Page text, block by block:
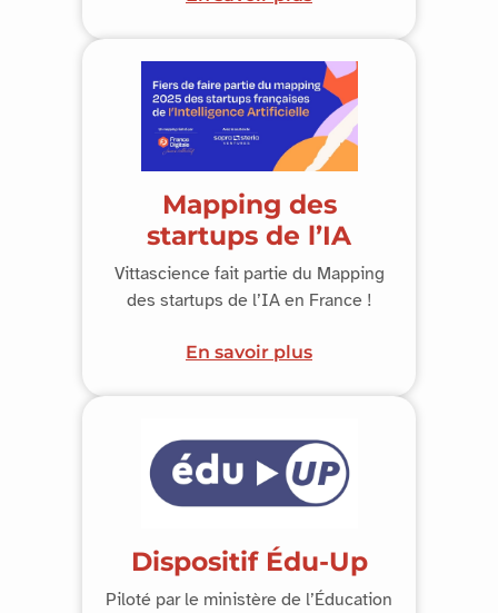
Mapping des
startups de l’IA
Vittascience fait partie du Mapping
des startups de l’IA en France !
En savoir plus
Dispositif Édu-Up
Piloté par le ministère de l’Éducation